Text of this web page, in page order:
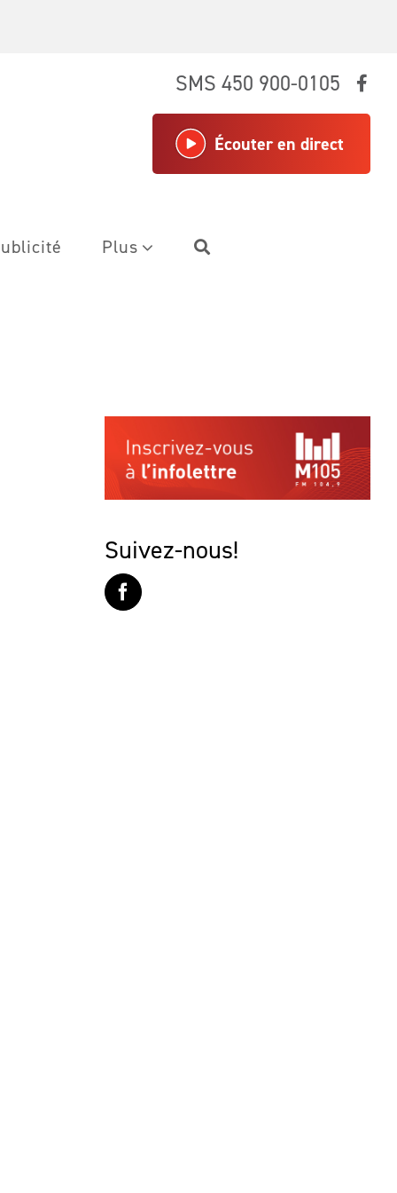
SMS 450 900-0105
Écouter en direct
Plus
Suivez-nous!